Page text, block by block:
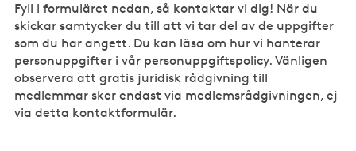
Fyll i formuläret nedan, så kontaktar vi dig! När du
skickar samtycker du till att vi tar del av de uppgifter
som du har angett. Du kan läsa om hur vi hanterar
personuppgifter i vår personuppgiftspolicy. Vänligen
observera att gratis juridisk rådgivning till
medlemmar sker endast via medlemsrådgivningen, ej
via detta kontaktformulär.